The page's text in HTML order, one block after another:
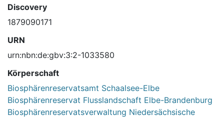
Discovery
1879090171
URN
urn:nbn:de:gbv:3:2-1033580
Körperschaft
Biosphärenreservatsamt Schaalsee-Elbe
Biosphärenreservat Flusslandschaft Elbe-Brandenburg
Biosphärenreservatsverwaltung Niedersächsische